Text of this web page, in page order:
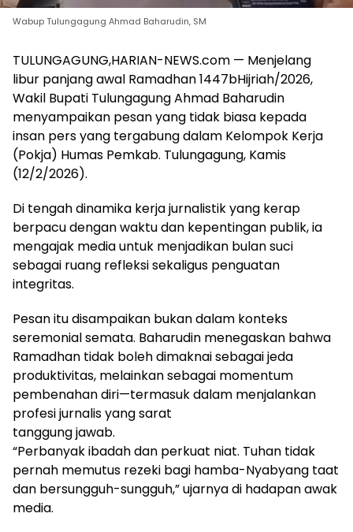
Wabup Tulungagung Ahmad Baharudin, SM
TULUNGAGUNG,HARIAN-NEWS.com — Menjelang
libur panjang awal Ramadhan 1447bHijriah/2026,
Wakil Bupati Tulungagung Ahmad Baharudin
menyampaikan pesan yang tidak biasa kepada
insan pers yang tergabung dalam Kelompok Kerja
(Pokja) Humas Pemkab. Tulungagung, Kamis
(12/2/2026).
Di tengah dinamika kerja jurnalistik yang kerap
berpacu dengan waktu dan kepentingan publik, ia
mengajak media untuk menjadikan bulan suci
sebagai ruang refleksi sekaligus penguatan
integritas.
Pesan itu disampaikan bukan dalam konteks
seremonial semata. Baharudin menegaskan bahwa
Ramadhan tidak boleh dimaknai sebagai jeda
produktivitas, melainkan sebagai momentum
pembenahan diri—termasuk dalam menjalankan
profesi jurnalis yang sarat
tanggung jawab.
“Perbanyak ibadah dan perkuat niat. Tuhan tidak
pernah memutus rezeki bagi hamba-Nyabyang taat
dan bersungguh-sungguh,” ujarnya di hadapan awak
media.